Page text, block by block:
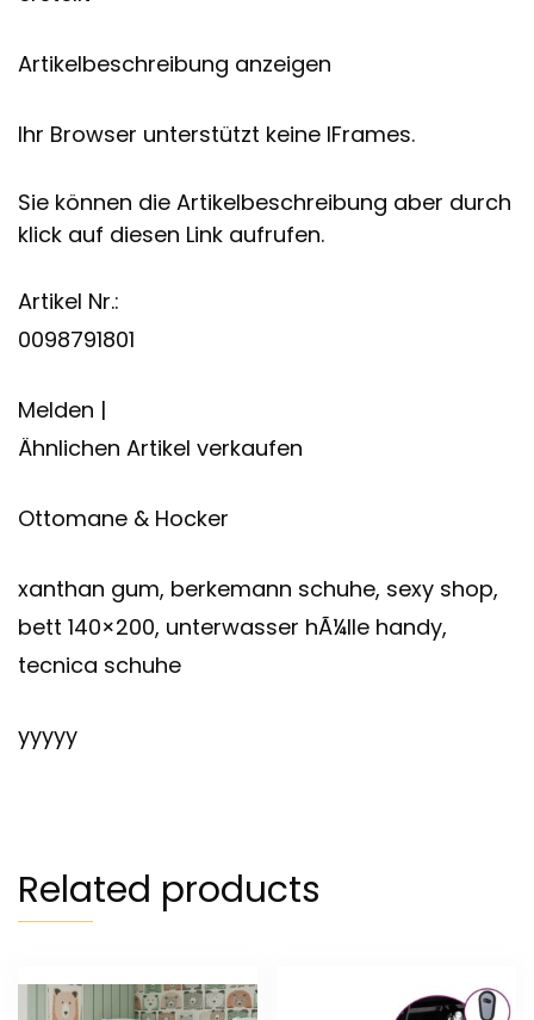
Artikelbeschreibung anzeigen
Ihr Browser unterstützt keine IFrames.
Sie können die Artikelbeschreibung aber durch
klick auf diesen Link aufrufen.
Artikel Nr.:
0098791801
Melden |
Ähnlichen Artikel verkaufen
Ottomane & Hocker
xanthan gum, berkemann schuhe, sexy shop,
bett 140×200, unterwasser hÃ¼lle handy,
tecnica schuhe
yyyyy
Related products